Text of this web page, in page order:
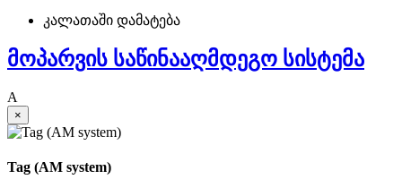
კალათაში დამატება
მოპარვის საწინააღმდეგო სისტემა
A
×
Tag (AM system)